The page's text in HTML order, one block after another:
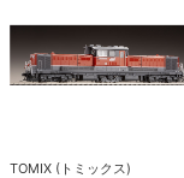
TOMIX (トミックス)